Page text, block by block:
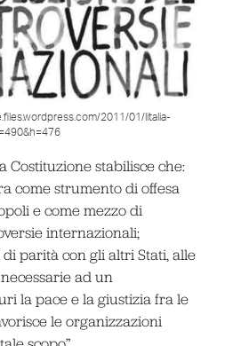
2011/01/litalia-
Costituzione stabilisce che:
come strumento di offesa
e come mezzo di
internazionali;
parità con gli altri Stati, alle
ad un
la pace e la giustizia fra le
le organizzazioni